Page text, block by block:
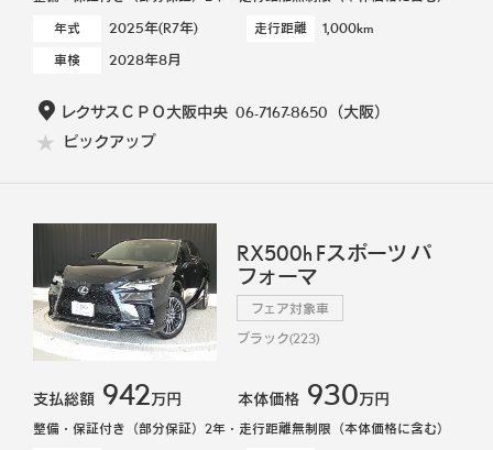
年式
2025年(R7年) 走行距離 1,000km
車検 2028年8月
レクサスＣＰＯ大阪中央 06-7167-8650 （大阪）
ピックアップ
RX500h Fスポーツ パ
フォーマ
フェア対象車
ブラック(223)
支払総額 942万円 本体価格 930万円
整備・保証付き（部分保証）2年・走行距離無制限（本体価格に含む）